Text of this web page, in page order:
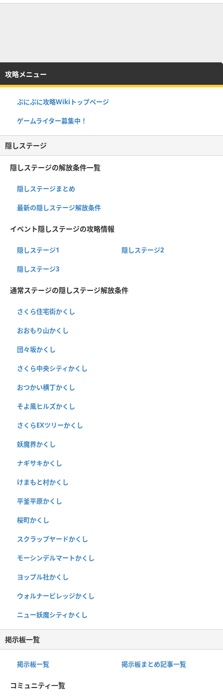
攻略メニュー
ぷにぷに攻略Wikiトップページ
ゲームライター募集中！
隠しステージ
隠しステージの解放条件一覧
隠しステージまとめ
最新の隠しステージ解放条件
イベント隠しステージの攻略情報
隠しステージ1 隠しステージ2
隠しステージ3
通常ステージの隠しステージ解放条件
さくら住宅街かくし
おおもり山かくし
団々坂かくし
さくら中央シティかくし
おつかい横丁かくし
そよ風ヒルズかくし
さくらEXツリーかくし
妖魔界かくし
ナギサキかくし
けまもと村かくし
平釜平原かくし
桜町かくし
スクラップヤードかくし
モーシンデルマートかくし
ヨップル社かくし
ウォルナービレッジかくし
ニュー妖魔シティかくし
掲示板一覧
掲示板一覧 掲示板まとめ記事一覧
コミュニティ一覧